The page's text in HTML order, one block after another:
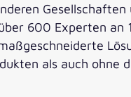
600 Experten an
als auch ohne